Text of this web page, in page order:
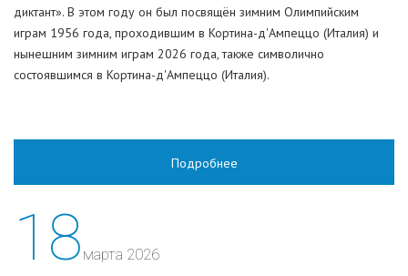
диктант». В этом году он был посвящён зимним Олимпийским
играм 1956 года, проходившим в Кортина-д'Ампеццо (Италия) и
нынешним зимним играм 2026 года, также символично
состоявшимся в Кортина-д'Ампеццо (Италия).
Подробнее
18 марта 2026